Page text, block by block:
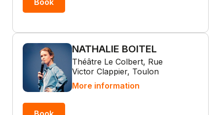
Book
NATHALIE BOITEL
Théâtre Le Colbert, Rue
Victor Clappier, Toulon
More information